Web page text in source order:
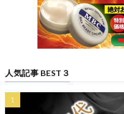
人気記事 BEST３